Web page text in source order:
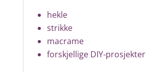
hekle
strikke
macrame
forskjellige DIY-prosjekter